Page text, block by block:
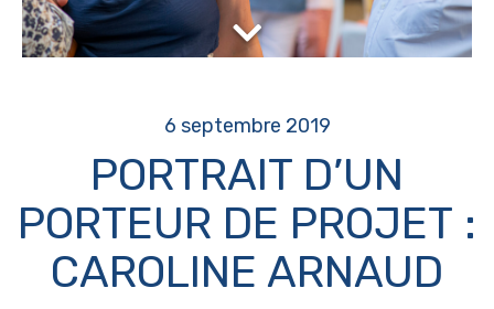
6 septembre 2019
PORTRAIT D’UN
PORTEUR DE PROJET :
CAROLINE ARNAUD